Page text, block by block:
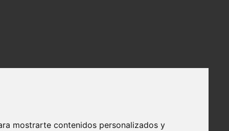
mostrarte contenidos personalizados y